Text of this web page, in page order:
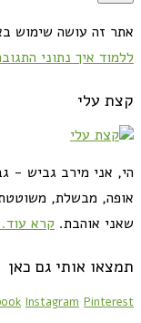
אתר זה עושה שימוש
ללמוד איך נתוני
קצת עלי
הי, אני מירב גביש -
אופה, מבשלת,
שאני אוהבת. קרא
תמצאו אותי גם כאן
Instagram Pinterest